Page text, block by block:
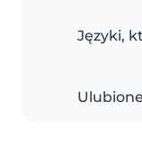
Języki,
Ulubione